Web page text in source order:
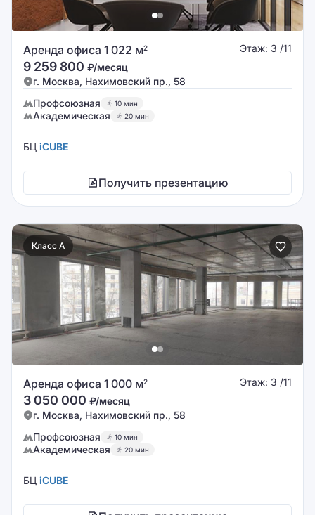
Аренда офиса 1 022 м2 Этаж: 3 /11
9 259 800 ₽/месяц
г. Москва, Нахимовский пр., 58
Профсоюзная
10 мин
Академическая 20 мин
БЦ iCUBE
Получить презентацию
Класс A
Аренда офиса 1 000 м2 Этаж: 3 /11
3 050 000 ₽/месяц
г. Москва, Нахимовский пр., 58
Профсоюзная
10 мин
Академическая 20 мин
БЦ iCUBE